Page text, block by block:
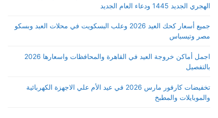
الهجري الجديد 1445 ودعاء العام الجديد
جميع أسعار كحك العيد 2026 وعلب البسكويت في محلات العبد وبسكو
مصر وتيسباس
اجمل أماكن خروجة العيد في القاهرة والمحافظات واسعارها 2026
بالتفصيل
تخفيضات كارفور مارس 2026 في عيد الأم علي الاجهزة الكهربائية
والموبايلات والمطبخ